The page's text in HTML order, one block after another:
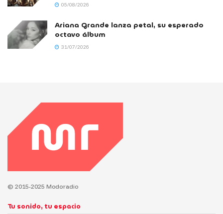
05/08/2026
Ariana Grande lanza petal, su esperado
octavo álbum
31/07/2026
© 2015-2025 Modoradio
Tu sonido, tu espacio